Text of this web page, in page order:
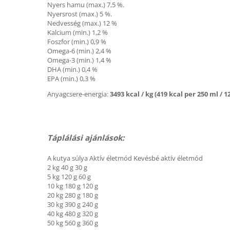
Nyers hamu (max.) 7,5 %.
Nyersrost (max.) 5 %.
Nedvesség (max.) 12 %
Kalcium (min.) 1,2 %
Foszfor (min.) 0,9 %
Omega-6 (min.) 2,4 %
Omega-3 (min.) 1,4 %
DHA (min.) 0,4 %
EPA (min.) 0,3 %
Anyagcsere-energia:3493 kcal / kg (419 kcal per 250 ml /
Táplálási ajánlások:
A kutya súlya Aktív életmód Kevésbé aktív életmód
2 kg 40 g 30 g
5 kg 120 g 60 g
10 kg 180 g 120 g
20 kg 280 g 180 g
30 kg 390 g 240 g
40 kg 480 g 320 g
50 kg 560 g 360 g